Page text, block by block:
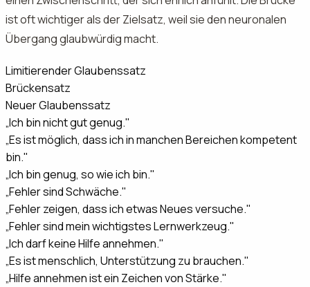
ist oft wichtiger als der Zielsatz, weil sie den neuronalen
Übergang glaubwürdig macht.
Limitierender Glaubenssatz
Brückensatz
Neuer Glaubenssatz
„Ich bin nicht gut genug."
„Es ist möglich, dass ich in manchen Bereichen kompetent
bin."
„Ich bin genug, so wie ich bin."
„Fehler sind Schwäche."
„Fehler zeigen, dass ich etwas Neues versuche."
„Fehler sind mein wichtigstes Lernwerkzeug."
„Ich darf keine Hilfe annehmen."
„Es ist menschlich, Unterstützung zu brauchen."
„Hilfe annehmen ist ein Zeichen von Stärke."